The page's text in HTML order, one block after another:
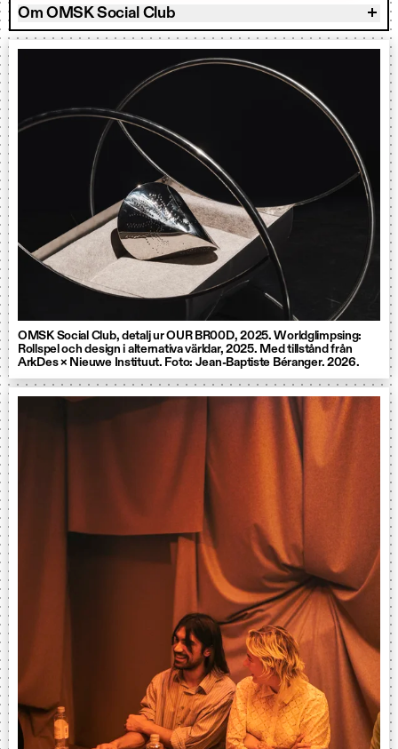
Om OMSK Social Club
OMSK Social Club, detalj ur OUR BR00D, 2025. Worldglimpsing:
Rollspel och design i alternativa världar, 2025. Med tillstånd från
ArkDes × Nieuwe Instituut. Foto: Jean-Baptiste Béranger. 2026.